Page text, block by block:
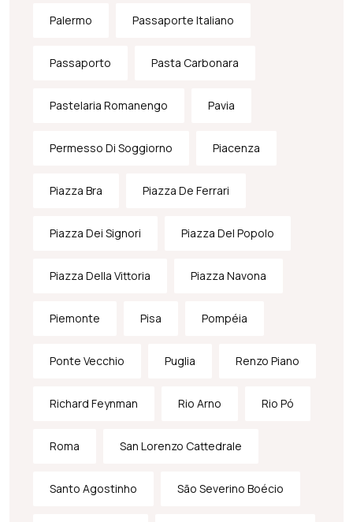
Palermo Passaporte Italiano
Passaporto Pasta Carbonara
Pastelaria Romanengo Pavia
Permesso Di Soggiorno Piacenza
Piazza Bra Piazza De Ferrari
Piazza Dei Signori Piazza Del Popolo
Piazza Della Vittoria Piazza Navona
Piemonte Pisa Pompéia
Ponte Vecchio Puglia Renzo Piano
Richard Feynman Rio Arno Rio Pó
Roma San Lorenzo Cattedrale
Santo Agostinho São Severino Boécio